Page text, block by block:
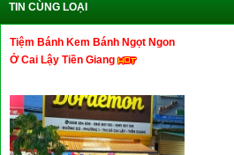
TIN CÙNG LOẠI
Tiệm Bánh Kem Bánh Ngọt Ngon
Ở Cai Lậy Tiền Giang